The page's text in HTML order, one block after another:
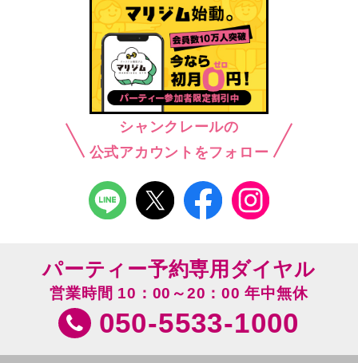
シャンクレールの
公式アカウントをフォロー
パーティー予約専用ダイヤル
営業時間 10：00～20：00 年中無休
050-5533-1000